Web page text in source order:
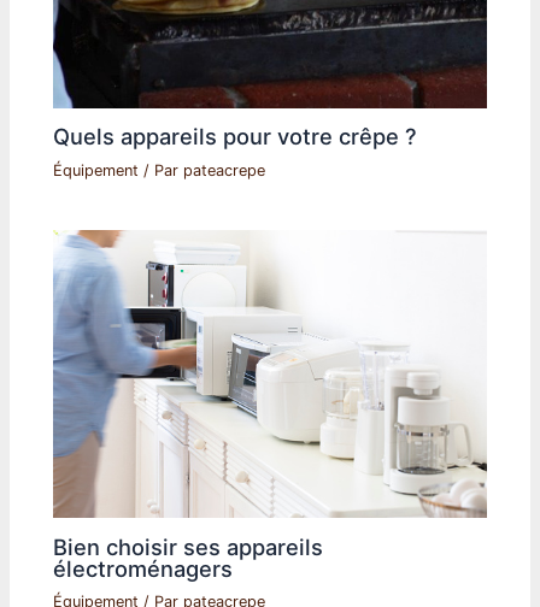
Quels appareils pour votre crêpe ?
Équipement / Par pateacrepe
Bien choisir ses appareils
électroménagers
Équipement / Par pateacrepe